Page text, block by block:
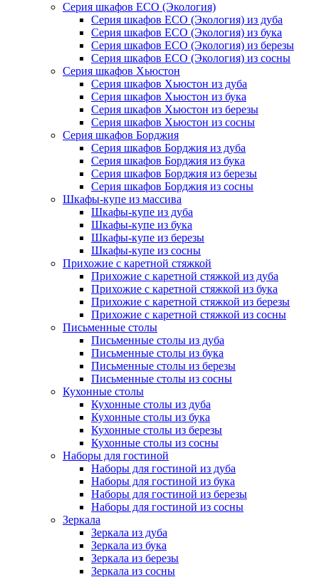
Серия шкафов ECO (Экология)
Серия шкафов ECO (Экология) из дуба
Серия шкафов ECO (Экология) из бука
Серия шкафов ECO (Экология) из березы
Серия шкафов ECO (Экология) из сосны
Серия шкафов Хьюстон
Серия шкафов Хьюстон из дуба
Серия шкафов Хьюстон из бука
Серия шкафов Хьюстон из березы
Серия шкафов Хьюстон из сосны
Серия шкафов Борджия
Серия шкафов Борджия из дуба
Серия шкафов Борджия из бука
Серия шкафов Борджия из березы
Серия шкафов Борджия из сосны
Шкафы-купе из массива
Шкафы-купе из дуба
Шкафы-купе из бука
Шкафы-купе из березы
Шкафы-купе из сосны
Прихожие с каретной стяжкой
Прихожие с каретной стяжкой из дуба
Прихожие с каретной стяжкой из бука
Прихожие с каретной стяжкой из березы
Прихожие с каретной стяжкой из сосны
Письменные столы
Письменные столы из дуба
Письменные столы из бука
Письменные столы из березы
Письменные столы из сосны
Кухонные столы
Кухонные столы из дуба
Кухонные столы из бука
Кухонные столы из березы
Кухонные столы из сосны
Наборы для гостиной
Наборы для гостиной из дуба
Наборы для гостиной из бука
Наборы для гостиной из березы
Наборы для гостиной из сосны
Зеркала
Зеркала из дуба
Зеркала из бука
Зеркала из березы
Зеркала из сосны